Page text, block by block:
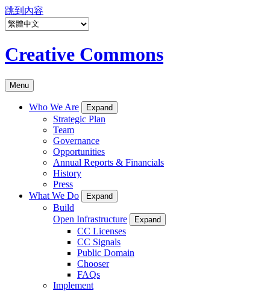
跳到內容
Creative Commons
Menu
Who We Are Expand
Strategic Plan
Team
Governance
Opportunities
Annual Reports & Financials
History
Press
What We Do
Expand
Build
Open Infrastructure
Expand
CC Licenses
CC Signals
Public Domain
Chooser
FAQs
Implement